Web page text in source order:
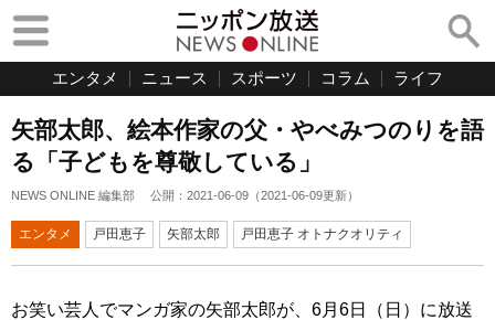
エンタメ ニュース スポーツ コラム ライフ
矢部太郎、絵本作家の父・やべみつのりを語
る「子どもを尊敬している」
NEWS ONLINE 編集部 公開： 2021-06-09 （2021-06-09更新）
エンタメ 戸田恵子 矢部太郎 戸田恵子 オトナクオリティ
お笑い芸人でマンガ家の矢部太郎が、6月6日（日）に放送